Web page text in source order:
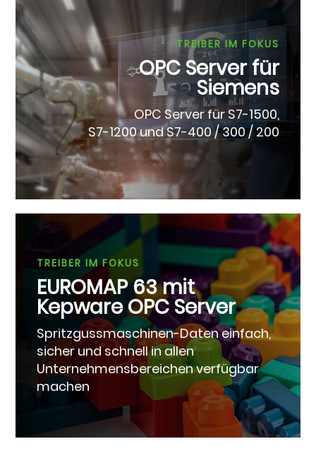
TREIBER IM FOKUS
OPC Server für
Siemens
OPC Server für S7-1500,
S7-1200 und S7-400 / 300 / 200
TREIBER IM FOKUS
EUROMAP 63 mit
Kepware OPC Server
Spritzgussmaschinen-Daten einfach,
sicher und schnell in allen
Unternehmensbereichen verfügbar
machen